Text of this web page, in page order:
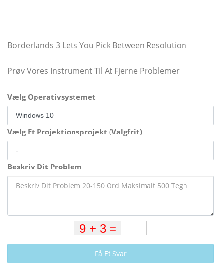
Borderlands 3 Lets You Pick Between Resolution
Prøv Vores Instrument Til At Fjerne Problemer
Vælg Operativsystemet
Vælg Et Projektionsprojekt (Valgfrit)
Beskriv Dit Problem
Få Et Svar